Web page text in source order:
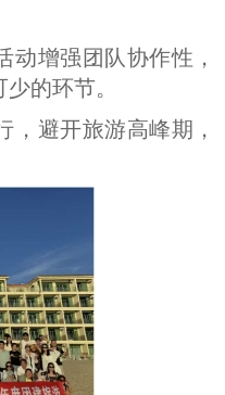
动增强团队协作性，
的环节。
，避开旅游高峰期，